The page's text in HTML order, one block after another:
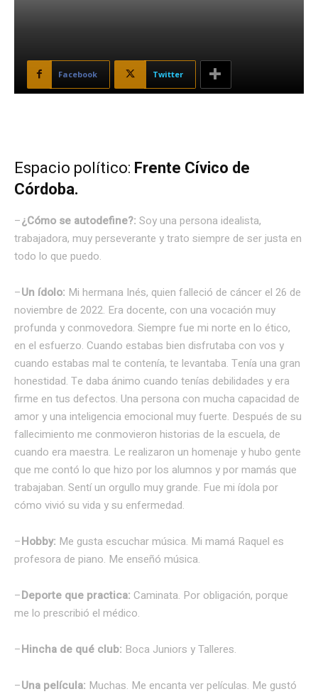
Facebook Twitter
Espacio político: Frente Cívico de
Córdoba.
–¿Cómo se autodefine?: Soy una persona idealista,
trabajadora, muy perseverante y trato siempre de ser justa en
todo lo que puedo.
–Un ídolo: Mi hermana Inés, quien falleció de cáncer el 26 de
noviembre de 2022. Era docente, con una vocación muy
profunda y conmovedora. Siempre fue mi norte en lo ético,
en el esfuerzo. Cuando estabas bien disfrutaba con vos y
cuando estabas mal te contenía, te levantaba. Tenía una gran
honestidad. Te daba ánimo cuando tenías debilidades y era
firme en tus defectos. Una persona con mucha capacidad de
amor y una inteligencia emocional muy fuerte. Después de su
fallecimiento me conmovieron historias de la escuela, de
cuando era maestra. Le realizaron un homenaje y hubo gente
que me contó lo que hizo por los alumnos y por mamás que
trabajaban. Sentí un orgullo muy grande. Fue mi ídola por
cómo vivió su vida y su enfermedad.
–Hobby: Me gusta escuchar música. Mi mamá Raquel es
profesora de piano. Me enseñó música.
–Deporte que practica: Caminata. Por obligación, porque
me lo prescribió el médico.
–Hincha de qué club: Boca Juniors y Talleres.
–Una película: Muchas. Me encanta ver películas. Me gustó